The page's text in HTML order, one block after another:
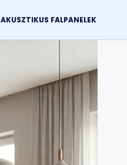
AKUSZTIKUS FALPANELEK